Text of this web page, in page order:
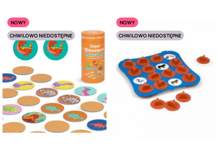
NOWY
CHWILOWO NIEDOSTĘPNE
NOWY
CHWILOWO NIEDOSTĘPNE